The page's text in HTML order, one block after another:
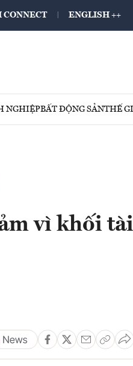
CONNECT ENGLISH ++
NGHIỆPBẤT ĐỘNG SẢNTHẾ
vì khối tài